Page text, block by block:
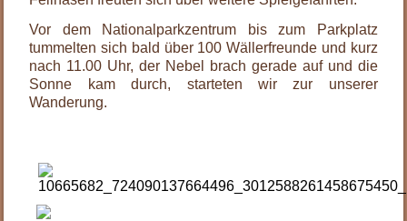
Vor dem Nationalparkzentrum bis zum Parkplatz
tummelten sich bald über 100 Wällerfreunde und kurz
nach 11.00 Uhr, der Nebel brach gerade auf und die
Sonne kam durch, starteten wir zur unserer
Wanderung.